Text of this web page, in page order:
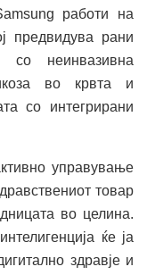
работи на
предвидува рани
неинвазивна
во крвта и
со интегрирани
управување
товар
во целина.
ќе ја
здравје и